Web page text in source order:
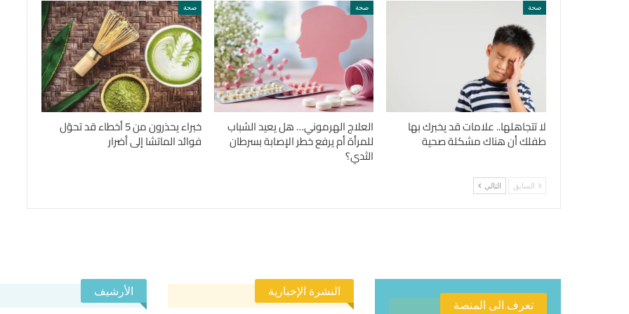
صحة
لا تتجاهلها.. علامات قد يخبرك بها
طفلك أن هناك مشكلة صحية
صحة
العلاج الهرموني… هل يعيد الشباب
للمرأة أم يرفع خطر الإصابة بسرطان
الثدي؟
صحة
خبراء يحذرون من 5 أخطاء قد تحوّل
فوائد الماتشا إلى أضرار
السابق التالي
تعرف الى المنصة
النشرة الإخبارية الأرشيف